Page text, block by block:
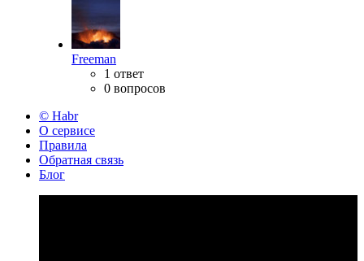
Freeman
1 ответ
0 вопросов
© Habr
О сервисе
Правила
Обратная связь
Блог